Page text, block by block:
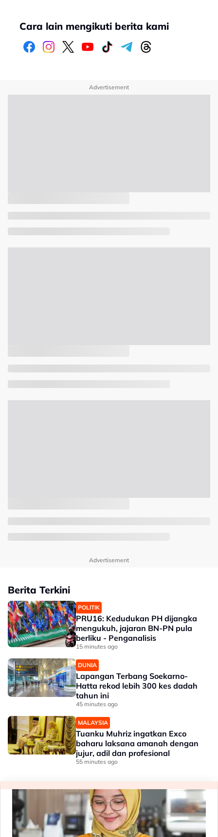
Cara lain mengikuti berita kami
Advertisement
Advertisement
Berita Terkini
POLITIK
PRU16: Kedudukan PH dijangka
mengukuh, jajaran BN-PN pula
berliku - Penganalisis
15 minutes ago
DUNIA
Lapangan Terbang Soekarno-
Hatta rekod lebih 300 kes dadah
tahun ini
45 minutes ago
MALAYSIA
Tuanku Muhriz ingatkan Exco
baharu laksana amanah dengan
jujur, adil dan profesional
55 minutes ago